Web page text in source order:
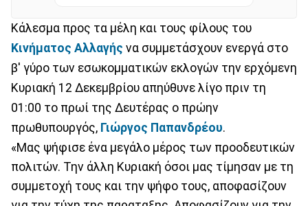
Κάλεσμα προς τα μέλη και τους φίλους του
Κινήματος Αλλαγής να συμμετάσχουν ενεργά στο
β' γύρο των εσωκομματικών εκλογών την ερχόμενη
Κυριακή 12 Δεκεμβρίου απηύθυνε λίγο πριν τη
01:00 το πρωί της Δευτέρας ο πρώην
πρωθυπουργός, Γιώργος Παπανδρέου.
«Μας ψήφισε ένα μεγάλο μέρος των προοδευτικών
πολιτών. Την άλλη Κυριακή όσοι μας τίμησαν με τη
συμμετοχή τους και την ψήφο τους, αποφασίζουν